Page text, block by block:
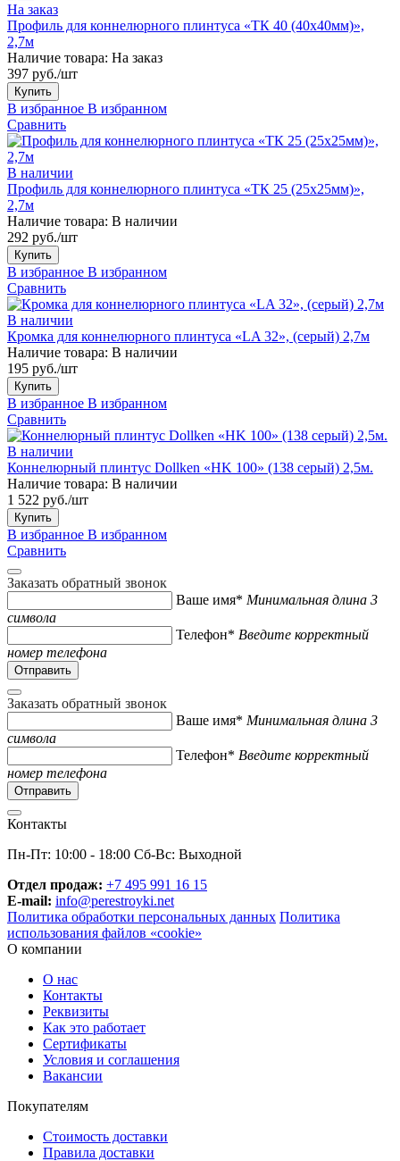
На заказ
Профиль для коннелюрного плинтуса «ТК 40 (40х40мм)»,
2,7м
Наличие товара: На заказ
397 руб./шт
Купить
В избранное В избранном
Сравнить
В наличии
Профиль для коннелюрного плинтуса «ТК 25 (25х25мм)»,
2,7м
Наличие товара: В наличии
292 руб./шт
Купить
В избранное В избранном
Сравнить
В наличии
Кромка для коннелюрного плинтуса «LA 32», (серый) 2,7м
Наличие товара: В наличии
195 руб./шт
Купить
В избранное В избранном
Сравнить
В наличии
Коннелюрный плинтус Dollken «HK 100» (138 серый) 2,5м.
Наличие товара: В наличии
1 522 руб./шт
Купить
В избранное В избранном
Сравнить
Заказать обратный звонок
Ваше имя* Минимальная длина 3
символа
Телефон* Введите корректный
номер телефона
Заказать обратный звонок
Ваше имя* Минимальная длина 3
символа
Телефон* Введите корректный
номер телефона
Контакты
Пн-Пт: 10:00 - 18:00 Сб-Вс: Выходной
Отдел продаж: +7 495 991 16 15
E-mail: info@perestroyki.net
Политика обработки персональных данных Политика
использования файлов «cookie»
О компании
О нас
Контакты
Реквизиты
Как это работает
Сертификаты
Условия и соглашения
Вакансии
Покупателям
Стоимость доставки
Правила доставки